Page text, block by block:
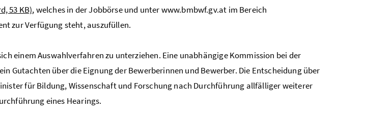
53 KB), welches in der Jobbörse und unter www.bmbwf.gv.at im Bereich
zur Verfügung steht, auszufüllen.
einem Auswahlverfahren zu unterziehen. Eine unabhängige Kommission bei der
Gutachten über die Eignung der Bewerberinnen und Bewerber. Die Entscheidung über
für Bildung, Wissenschaft und Forschung nach Durchführung allfälliger weiterer
eines Hearings.